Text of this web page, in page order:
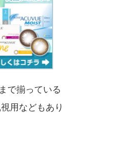
で揃っている
用などもあり